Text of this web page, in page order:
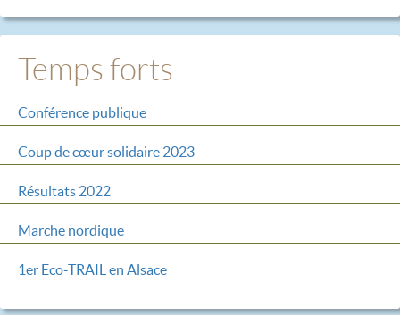
Temps forts
Conférence publique
Coup de cœur solidaire 2023
Résultats 2022
Marche nordique
1er Eco-TRAIL en Alsace